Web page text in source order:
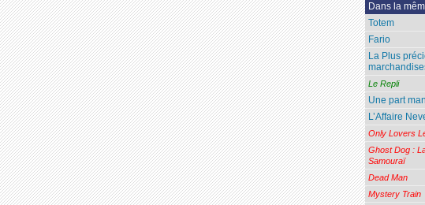
Dans la
Totem
Fario
La Plus
Le Repli
Une part
L’Affaire
Only Lovers
Ghost Dog :
Samouraï
Dead Man
Mystery Train